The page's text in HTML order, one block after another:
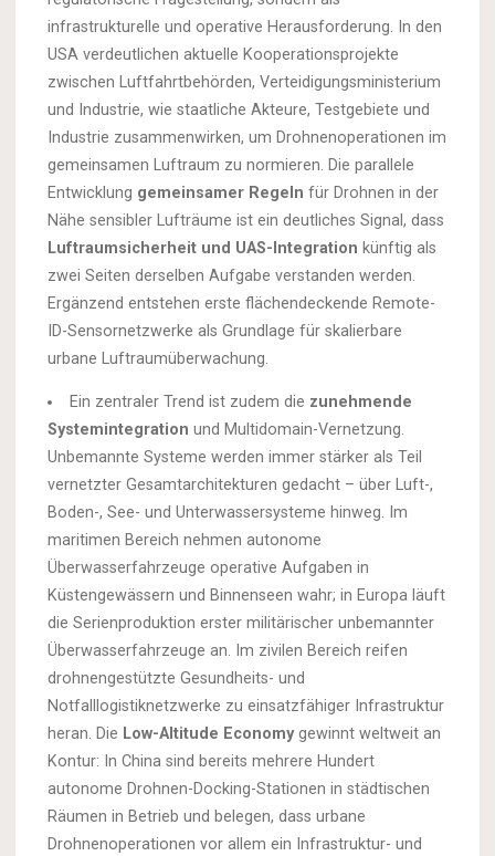
infrastrukturelle und operative Herausforderung. In den
USA verdeutlichen aktuelle Kooperationsprojekte
zwischen Luftfahrtbehörden, Verteidigungsministerium
und Industrie, wie staatliche Akteure, Testgebiete und
Industrie zusammenwirken, um Drohnenoperationen im
gemeinsamen Luftraum zu normieren. Die parallele
Entwicklung gemeinsamer Regeln für Drohnen in der
Nähe sensibler Lufträume ist ein deutliches Signal, dass
Luftraumsicherheit und UAS-Integration künftig als
zwei Seiten derselben Aufgabe verstanden werden.
Ergänzend entstehen erste flächendeckende Remote-
ID-Sensornetzwerke als Grundlage für skalierbare
urbane Luftraumüberwachung.
Ein zentraler Trend ist zudem die zunehmende
Systemintegrationund Multidomain-Vernetzung.
Unbemannte Systeme werden immer stärker als Teil
vernetzter Gesamtarchitekturen gedacht – über Luft-,
Boden-, See- und Unterwassersysteme hinweg. Im
maritimen Bereich nehmen autonome
Überwasserfahrzeuge operative Aufgaben in
Küstengewässern und Binnenseen wahr; in Europa läuft
die Serienproduktion erster militärischer unbemannter
Überwasserfahrzeuge an. Im zivilen Bereich reifen
drohnengestützte Gesundheits- und
Notfalllogistiknetzwerke zu einsatzfähiger Infrastruktur
heran. Die Low-Altitude Economygewinnt weltweit an
Kontur: In China sind bereits mehrere Hundert
autonome Drohnen-Docking-Stationen in städtischen
Räumen in Betrieb und belegen, dass urbane
Drohnenoperationen vor allem ein Infrastruktur- und